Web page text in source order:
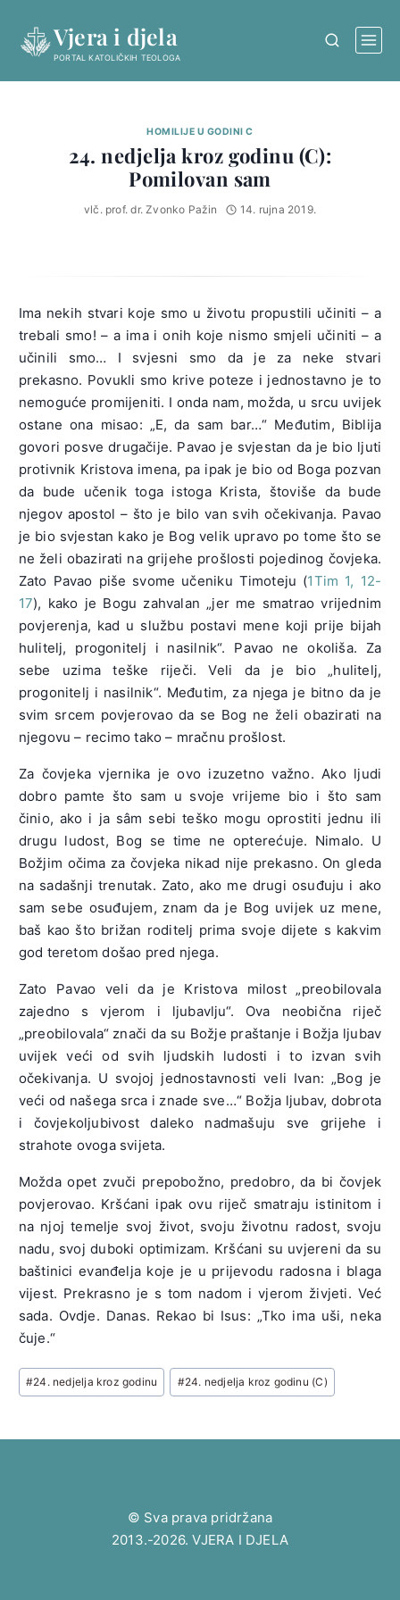
content
Vjera i djela
PORTAL KATOLIČKIH TEOLOGA
HOMILIJE U GODINI C
24. nedjelja kroz godinu (C):
Pomilovan sam
vlč. prof. dr. Zvonko Pažin 14. rujna 2019.
Ima nekih stvari koje smo u životu propustili učiniti – a
trebali smo! – a ima i onih koje nismo smjeli učiniti – a
učinili smo… I svjesni smo da je za neke stvari
prekasno. Povukli smo krive poteze i jednostavno je to
nemoguće promijeniti. I onda nam, možda, u srcu uvijek
ostane ona misao: „E, da sam bar…“ Međutim, Biblija
govori posve drugačije. Pavao je svjestan da je bio ljuti
protivnik Kristova imena, pa ipak je bio od Boga pozvan
da bude učenik toga istoga Krista, štoviše da bude
njegov apostol – što je bilo van svih očekivanja. Pavao
je bio svjestan kako je Bog velik upravo po tome što se
ne želi obazirati na grijehe prošlosti pojedinog čovjeka.
Zato Pavao piše svome učeniku Timoteju (1Tim 1, 12-
17), kako je Bogu zahvalan „jer me smatrao vrijednim
povjerenja, kad u službu postavi mene koji prije bijah
hulitelj, progonitelj i nasilnik“. Pavao ne okoliša. Za
sebe uzima teške riječi. Veli da je bio „hulitelj,
progonitelj i nasilnik“. Međutim, za njega je bitno da je
svim srcem povjerovao da se Bog ne želi obazirati na
njegovu – recimo tako – mračnu prošlost.
Za čovjeka vjernika je ovo izuzetno važno. Ako ljudi
dobro pamte što sam u svoje vrijeme bio i što sam
činio, ako i ja sâm sebi teško mogu oprostiti jednu ili
drugu ludost, Bog se time ne opterećuje. Nimalo. U
Božjim očima za čovjeka nikad nije prekasno. On gleda
na sadašnji trenutak. Zato, ako me drugi osuđuju i ako
sam sebe osuđujem, znam da je Bog uvijek uz mene,
baš kao što brižan roditelj prima svoje dijete s kakvim
god teretom došao pred njega.
Zato Pavao veli da je Kristova milost „preobilovala
zajedno s vjerom i ljubavlju“. Ova neobična riječ
„preobilovala“ znači da su Božje praštanje i Božja ljubav
uvijek veći od svih ljudskih ludosti i to izvan svih
očekivanja. U svojoj jednostavnosti veli Ivan: „Bog je
veći od našega srca i znade sve…“ Božja ljubav, dobrota
i čovjekoljubivost daleko nadmašuju sve grijehe i
strahote ovoga svijeta.
Možda opet zvuči prepobožno, predobro, da bi čovjek
povjerovao. Kršćani ipak ovu riječ smatraju istinitom i
na njoj temelje svoj život, svoju životnu radost, svoju
nadu, svoj duboki optimizam. Kršćani su uvjereni da su
baštinici evanđelja koje je u prijevodu radosna i blaga
vijest. Prekrasno je s tom nadom i vjerom živjeti. Već
sada. Ovdje. Danas. Rekao bi Isus: „Tko ima uši, neka
čuje.“
Post
Tags:
#24. nedjelja kroz godinu #24. nedjelja kroz godinu (C)
© Sva prava pridržana
2013.-2026. VJERA I DJELA